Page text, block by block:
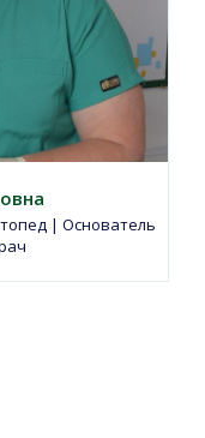
| Основатель